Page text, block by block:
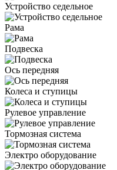
Устройство седельное
Рама
Подвеска
Ось передняя
Колеса и ступицы
Рулевое управление
Тормозная система
Электро оборудование